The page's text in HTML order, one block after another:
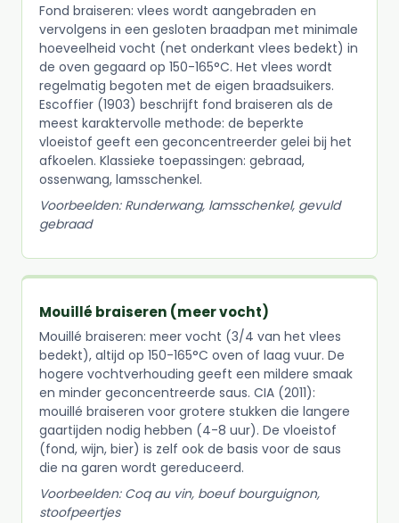
Fond braiseren: vlees wordt aangebraden en
vervolgens in een gesloten braadpan met minimale
hoeveelheid vocht (net onderkant vlees bedekt) in
de oven gegaard op 150-165°C. Het vlees wordt
regelmatig begoten met de eigen braadsuikers.
Escoffier (1903) beschrijft fond braiseren als de
meest karaktervolle methode: de beperkte
vloeistof geeft een geconcentreerder gelei bij het
afkoelen. Klassieke toepassingen: gebraad,
ossenwang, lamsschenkel.
Voorbeelden: Runderwang, lamsschenkel, gevuld
gebraad
Mouillé braiseren (meer vocht)
Mouillé braiseren: meer vocht (3/4 van het vlees
bedekt), altijd op 150-165°C oven of laag vuur. De
hogere vochtverhouding geeft een mildere smaak
en minder geconcentreerde saus. CIA (2011):
mouillé braiseren voor grotere stukken die langere
gaartijden nodig hebben (4-8 uur). De vloeistof
(fond, wijn, bier) is zelf ook de basis voor de saus
die na garen wordt gereduceerd.
Voorbeelden: Coq au vin, boeuf bourguignon,
stoofpeertjes